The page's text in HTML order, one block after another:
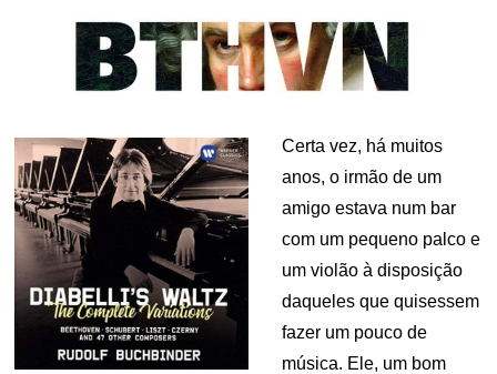
Certa vez, há muitos
anos, o irmão de um
amigo estava num bar
com um pequeno palco e
um violão à disposição
daqueles que quisessem
fazer um pouco de
música. Ele, um bom